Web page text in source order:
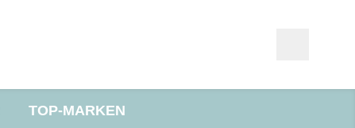
TOP-MARKEN